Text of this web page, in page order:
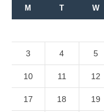
M T W
3 4 5
10 11 12
17 18 19